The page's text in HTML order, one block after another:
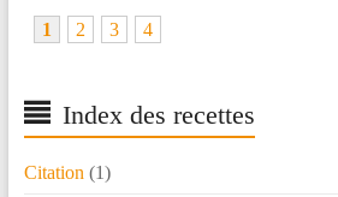
1 2 3 4
Index des recettes
Citation (1)